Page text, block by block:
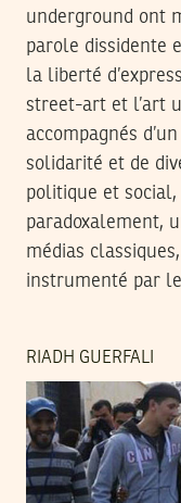
underground ont
parole dissidente
la liberté
street-art et l’art
accompagnés
solidarité et de
politique et social,
paradoxalement,
médias
instrumenté par
RIADH GUERFALI